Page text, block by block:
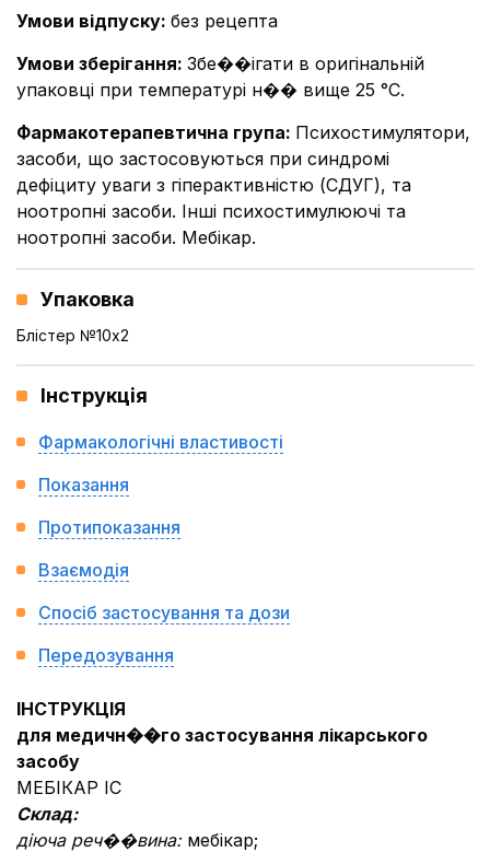
Умови відпуску: без рецепта
Умови зберігання: Збе��ігати в оригінальній
упаковці при температурі н�� вище 25 °С.
Фармакотерапевтична група: Психостимулятори,
засоби, що застосовуються при синдромі
дефіциту уваги з гіперактивністю (СДУГ), та
ноотропні засоби. Інші психостимулюючі та
ноотропні засоби. Мебікар.
Упаковка
Блістер №10x2
Інструкція
Фармакологічні властивості
Показання
Протипоказання
Взаємодія
Спосіб застосування та дози
Передозування
ІНСТРУКЦІЯ
для медичн��го застосування лікарського
засобу
МЕБІКАР ІС
Склад:
діюча реч��вина: мебікар;